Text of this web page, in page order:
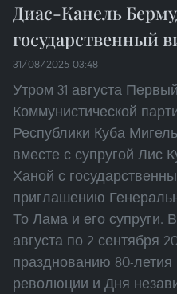
Диас-Канель
государственный
31/08/2025 03:48
Утром 31 августа
Коммунистической
Республики Куба
вместе с супругой Лис
Ханой с
приглашению
То Лама и его супруги.
августа по 2 сентября
празднованию 80-
революции и Дня